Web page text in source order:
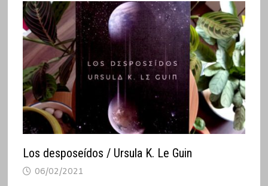
Los desposeídos / Ursula K. Le Guin
06/02/2021